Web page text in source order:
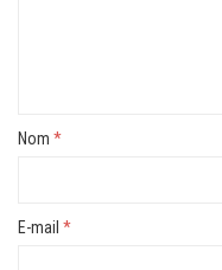
Nom *
E-mail *